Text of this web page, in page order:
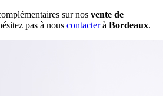
sur nos vente de
pas à nous contacterà Bordeaux.